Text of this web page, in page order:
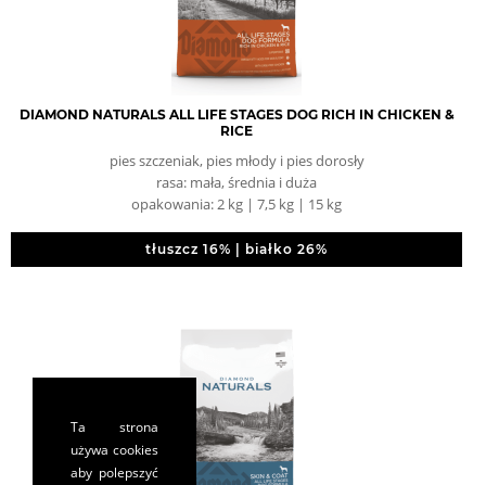
DIAMOND NATURALS ALL LIFE STAGES DOG RICH IN CHICKEN &
RICE
pies szczeniak, pies młody i pies dorosły
rasa: mała, średnia i duża
opakowania: 2 kg | 7,5 kg | 15 kg
tłuszcz 16% | białko 26%
Ta strona
używa cookies
aby polepszyć